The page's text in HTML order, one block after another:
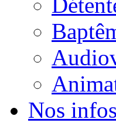
Nos